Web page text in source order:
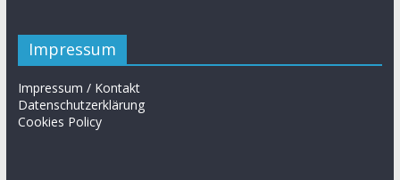
Impressum
Impressum / Kontakt
Datenschutzerklärung
Cookies Policy